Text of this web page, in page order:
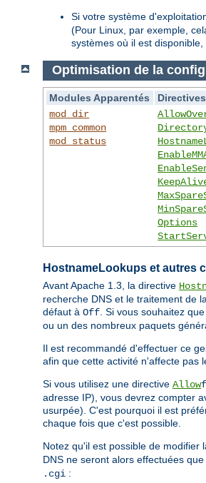
Si votre système
(Pour Linux, par exemple,
systèmes où il est disponible,
Optimisation de la
Modules Apparentés
mod_dir
mpm_common
mod_status
Options
HostnameLookups et autres
Avant Apache 1.3, la directive
recherche DNS et le traitement de
défaut à Off. Si vous souhaitez
ou un des nombreux paquets
Il est recommandé d'effectuer ce
afin que cette activité n'affecte pas
Si vous utilisez une directive Allow
adresse IP), vous devrez compter
usurpée). C'est pourquoi il est
chaque fois que c'est possible.
Notez qu'il est possible de modifier
DNS ne seront alors effectuées
.cgi :